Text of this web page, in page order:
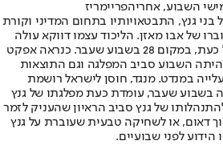
השבוע, אחריהפריימריז
בני גנץ, התבטאויותיו בתחום המדיני וקורת
של אבו מאזן. הליכוד עצמו דווקא עולה
בסקר. 29 מנדטים הוא מקבל כעת, במקום 28 בשבוע שעבר. כנראה אפקט
השבוע סביב המפלגה וגם התוצאות
במנדט. מנגד, חוסן לישראל רושמת
19 כפי שקיבלה בשבוע שעבר, עומדת כעת מפלגתו של גנץ
להתנהלותו של גנץ סביב הראיון שהעניק לזמר
דאום, או לשחיקה טבעית שעוברת על גנץ
לפני שבועיים.